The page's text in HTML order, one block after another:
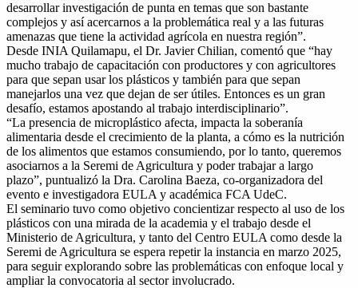
desarrollar investigación de punta en temas que son bastante
complejos y así acercarnos a la problemática real y a las futuras
amenazas que tiene la actividad agrícola en nuestra región”.
Desde INIA Quilamapu, el Dr. Javier Chilian, comentó que “hay
mucho trabajo de capacitación con productores y con agricultores
para que sepan usar los plásticos y también para que sepan
manejarlos una vez que dejan de ser útiles. Entonces es un gran
desafío, estamos apostando al trabajo interdisciplinario”.
“La presencia de microplástico afecta, impacta la soberanía
alimentaria desde el crecimiento de la planta, a cómo es la nutrición
de los alimentos que estamos consumiendo, por lo tanto, queremos
asociarnos a la Seremi de Agricultura y poder trabajar a largo
plazo”, puntualizó la Dra. Carolina Baeza, co-organizadora del
evento e investigadora EULA y académica FCA UdeC.
El seminario tuvo como objetivo concientizar respecto al uso de los
plásticos con una mirada de la academia y el trabajo desde el
Ministerio de Agricultura, y tanto del Centro EULA como desde la
Seremi de Agricultura se espera repetir la instancia en marzo 2025,
para seguir explorando sobre las problemáticas con enfoque local y
ampliar la convocatoria al sector involucrado.